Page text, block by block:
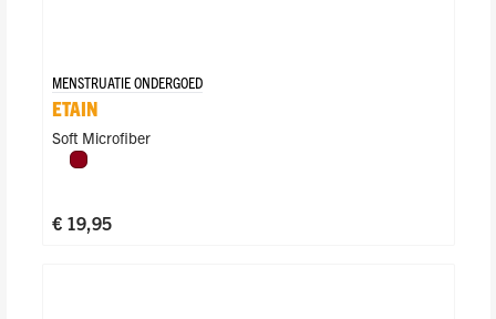
MENSTRUATIE ONDERGOED
ETAIN
Soft Microfiber
Donkerrood
€ 19,95